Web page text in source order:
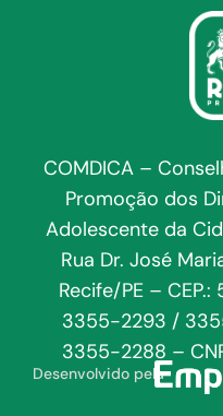
COMDICA –
Promoção dos
Adolescente da
Rua Dr. José
Recife/PE –
3355-2293 /
3355-2288 –
Desenvolvido pela